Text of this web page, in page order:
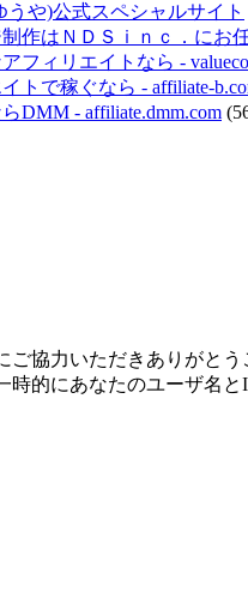
うや)公式スペシャルサイト
作はＮＤＳｉｎｃ．にお任
フィリエイトなら -
トで稼ぐなら - affiliate-
DMM - affiliate.dmm.com
ご協力いただきありがとう
時的にあなたのユーザ名と